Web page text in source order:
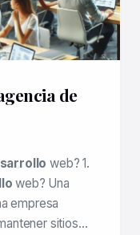
de
web? 1.
web? Una
empresa
sitios…